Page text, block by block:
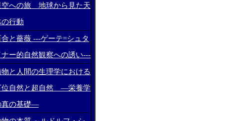
空への旅 地球から見た天
の行動
合と薔薇 ---ゲーテ=シュタ
ナー的自然観察への誘い---
物と人間の生理学における
位自然と超自然 ―栄養学
真の基礎―